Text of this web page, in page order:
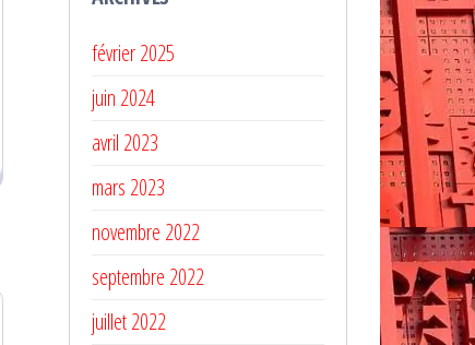
février 2025
juin 2024
avril 2023
mars 2023
novembre 2022
septembre 2022
juillet 2022